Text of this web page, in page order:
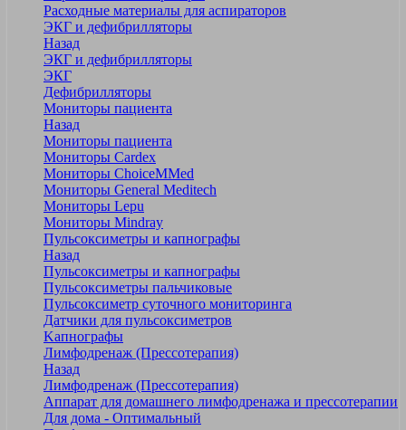
Расходные материалы для аспираторов
ЭКГ и дефибрилляторы
Назад
ЭКГ и дефибрилляторы
ЭКГ
Дефибрилляторы
Мониторы пациента
Назад
Мониторы пациента
Мониторы Cardex
Мониторы ChoiceMMed
Мониторы General Meditech
Мониторы Lepu
Мониторы Mindray
Пульсоксиметры и капнографы
Назад
Пульсоксиметры и капнографы
Пульсоксиметры пальчиковые
Пульсоксиметр суточного мониторинга
Датчики для пульсоксиметров
Kапнографы
Лимфодренаж (Прессотерапия)
Назад
Лимфодренаж (Прессотерапия)
Аппарат для домашнего лимфодренажа и прессотерапии
Для дома - Оптимальный